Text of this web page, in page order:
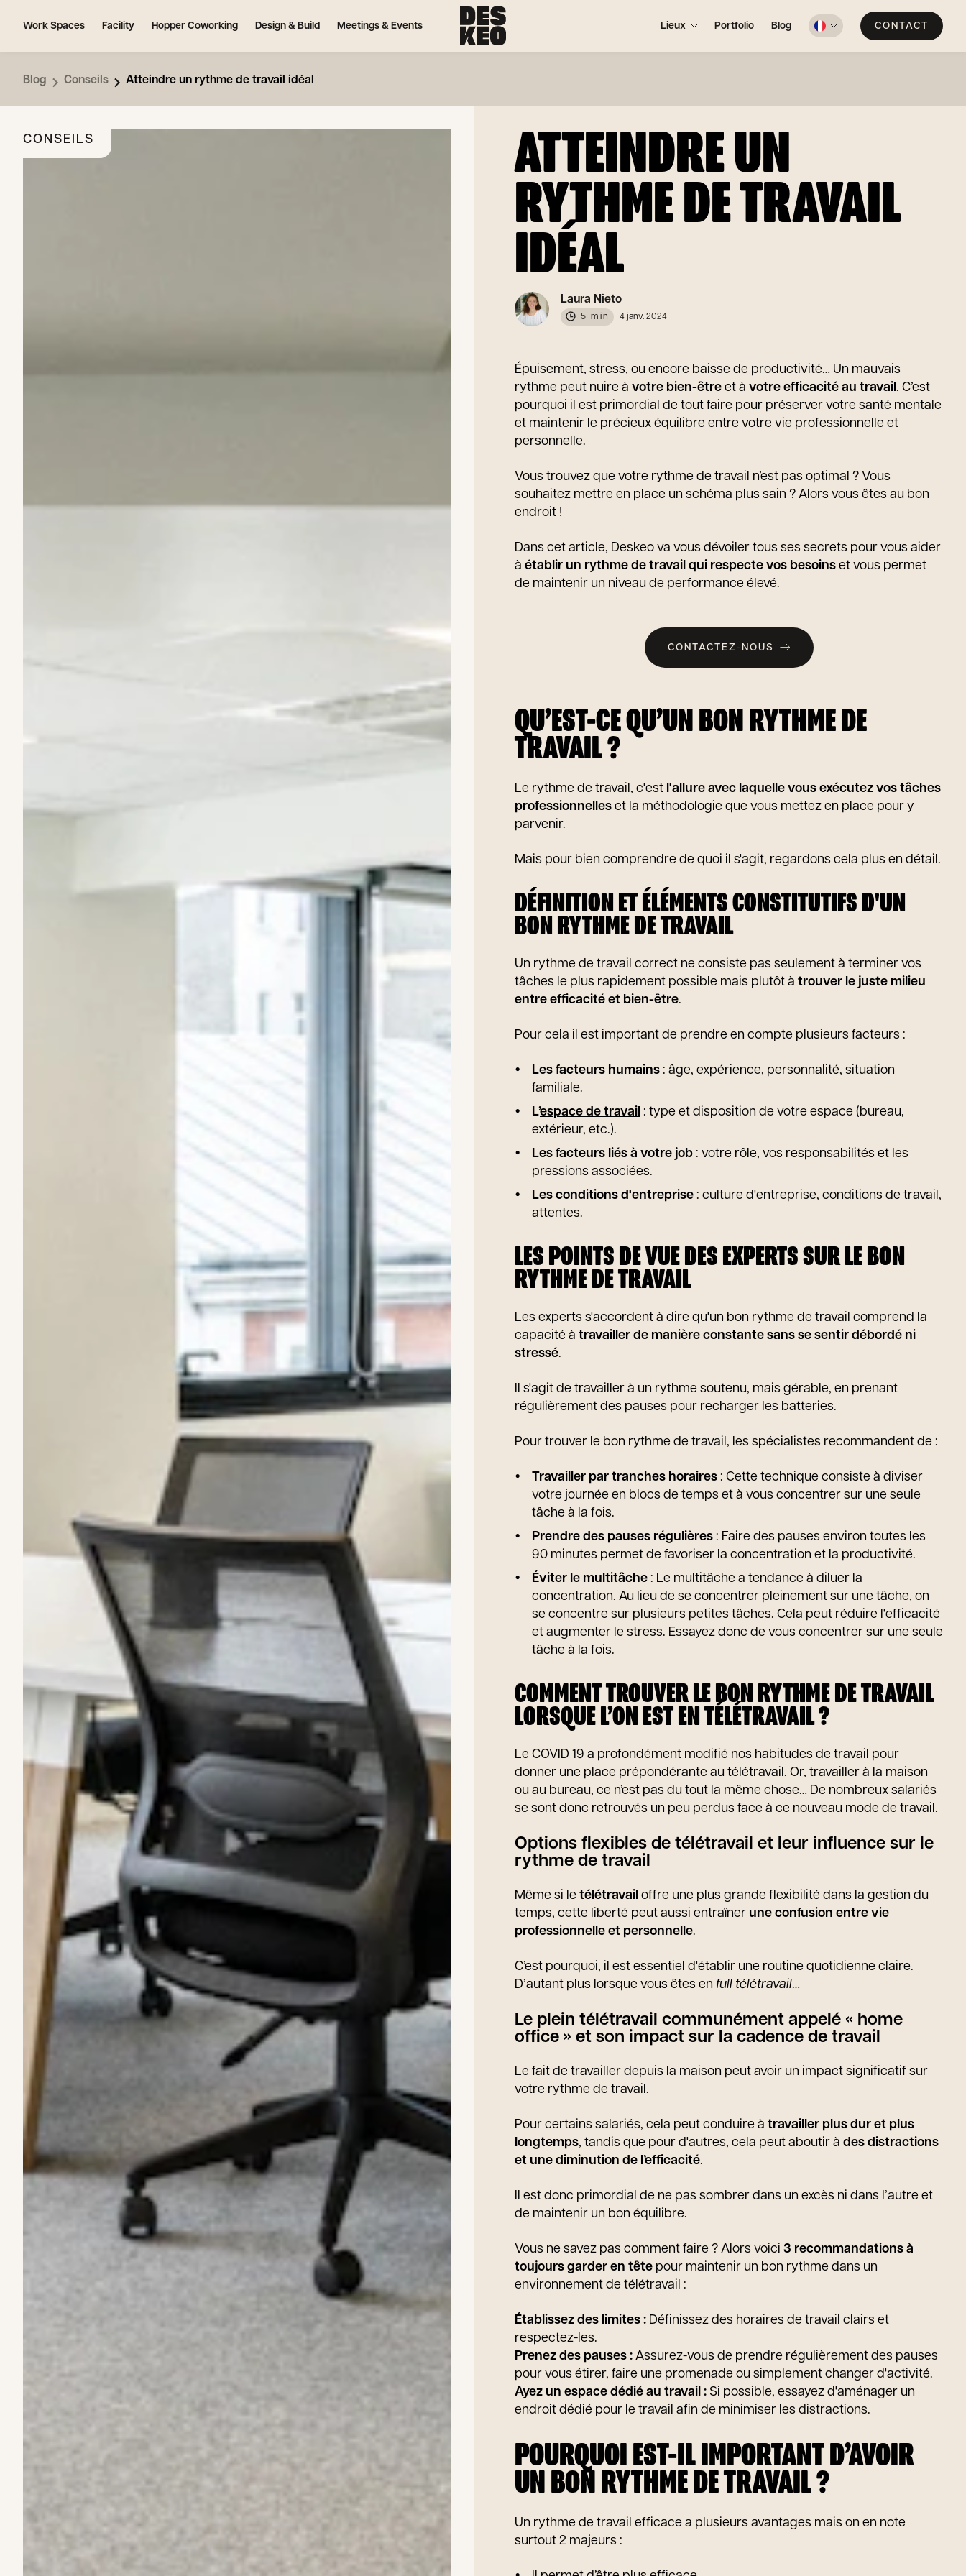
Work Spaces Facility Hopper Coworking Design & Build Meetings & Events Lieux Portfolio Blog CONTACT
Blog Conseils Atteindre un rythme de travail idéal
CONSEILS ATTEINDRE UN
RYTHME DE TRAVAIL
IDÉAL
Laura Nieto
5 min 4 janv. 2024
Épuisement, stress, ou encore baisse de productivité… Un mauvais
rythme peut nuire à votre bien-être et à votre efficacité au travail . C’est
pourquoi il est primordial de tout faire pour préserver votre santé mentale
et maintenir le précieux équilibre entre votre vie professionnelle et
personnelle.
Vous trouvez que votre rythme de travail n’est pas optimal ? Vous
souhaitez mettre en place un schéma plus sain ? Alors vous êtes au bon
endroit !
Dans cet article, Deskeo va vous dévoiler tous ses secrets pour vous aider
à établir un rythme de travail qui respecte vos besoins et vous permet
de maintenir un niveau de performance élevé.
CONTACTEZ-NOUS
QU’EST-CE QU’UN BON RYTHME DE
TRAVAIL ?
Le rythme de travail, c'est l'allure avec laquelle vous exécutez vos tâches
professionnelles et la méthodologie que vous mettez en place pour y
parvenir.
Mais pour bien comprendre de quoi il s'agit, regardons cela plus en détail.
DÉFINITION ET ÉLÉMENTS CONSTITUTIFS D'UN
BON RYTHME DE TRAVAIL
Un rythme de travail correct ne consiste pas seulement à terminer vos
tâches le plus rapidement possible mais plutôt à trouver le juste milieu
entre efficacité et bien-être.
Pour cela il est important de prendre en compte plusieurs facteurs :
Les facteurs humains : âge, expérience, personnalité, situation
familiale.
L’espace de travail : type et disposition de votre espace (bureau,
extérieur, etc.).
Les facteurs liés à votre job : votre rôle, vos responsabilités et les
pressions associées.
Les conditions d'entreprise : culture d'entreprise, conditions de travail,
attentes.
LES POINTS DE VUE DES EXPERTS SUR LE BON
RYTHME DE TRAVAIL
Les experts s'accordent à dire qu'un bon rythme de travail comprend la
capacité à travailler de manière constante sans se sentir débordé ni
stressé.
Il s'agit de travailler à un rythme soutenu, mais gérable, en prenant
régulièrement des pauses pour recharger les batteries.
Pour trouver le bon rythme de travail, les spécialistes recommandent de :
Travailler par tranches horaires : Cette technique consiste à diviser
votre journée en blocs de temps et à vous concentrer sur une seule
tâche à la fois.
Prendre des pauses régulières : Faire des pauses environ toutes les
90 minutes permet de favoriser la concentration et la productivité.
Éviter le multitâche : Le multitâche a tendance à diluer la
concentration. Au lieu de se concentrer pleinement sur une tâche, on
se concentre sur plusieurs petites tâches. Cela peut réduire l'efficacité
et augmenter le stress. Essayez donc de vous concentrer sur une seule
tâche à la fois.
COMMENT TROUVER LE BON RYTHME DE TRAVAIL
LORSQUE L’ON EST EN TÉLÉTRAVAIL ?
Le COVID 19 a profondément modifié nos habitudes de travail pour
donner une place prépondérante au télétravail. Or, travailler à la maison
ou au bureau, ce n’est pas du tout la même chose… De nombreux salariés
se sont donc retrouvés un peu perdus face à ce nouveau mode de travail.
Options flexibles de télétravail et leur influence sur le
rythme de travail
Même si le télétravail offre une plus grande flexibilité dans la gestion du
temps, cette liberté peut aussi entraîner une confusion entre vie
professionnelle et personnelle.
C’est pourquoi, il est essentiel d'établir une routine quotidienne claire.
D’autant plus lorsque vous êtes en full télétravail…
Le plein télétravail communément appelé « home
office » et son impact sur la cadence de travail
Le fait de travailler depuis la maison peut avoir un impact significatif sur
votre rythme de travail.
Pour certains salariés, cela peut conduire à travailler plus dur et plus
longtemps, tandis que pour d'autres, cela peut aboutir à des distractions
et une diminution de l’efficacité.
Il est donc primordial de ne pas sombrer dans un excès ni dans l’autre et
de maintenir un bon équilibre.
Vous ne savez pas comment faire ? Alors voici 3 recommandations à
toujours garder en tête pour maintenir un bon rythme dans un
environnement de télétravail :
Établissez des limites : Définissez des horaires de travail clairs et
respectez-les.
Prenez des pauses : Assurez-vous de prendre régulièrement des pauses
pour vous étirer, faire une promenade ou simplement changer d'activité.
Ayez un espace dédié au travail : Si possible, essayez d'aménager un
endroit dédié pour le travail afin de minimiser les distractions.
POURQUOI EST-IL IMPORTANT D’AVOIR
UN BON RYTHME DE TRAVAIL ?
Un rythme de travail efficace a plusieurs avantages mais on en note
surtout 2 majeurs :